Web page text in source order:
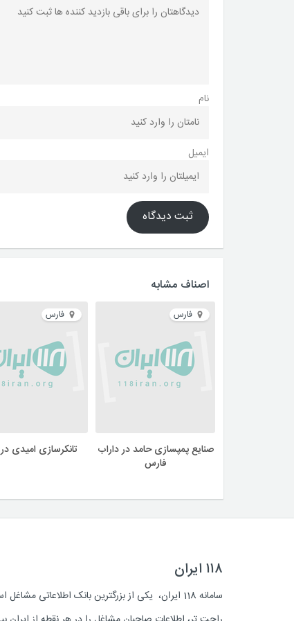
نام
ایمیل
ثبت دیدگاه
اصناف مشابه
فارس
صنایع پمپسازی حامد در داراب
فارس
فارس
تانکرسازی امیدی
۱۱۸ ایران
سامانه 118 ایران، یکی از بزرگترین بانک اطلاعاتی